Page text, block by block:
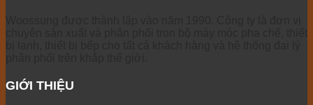
GIỚI THIỆU